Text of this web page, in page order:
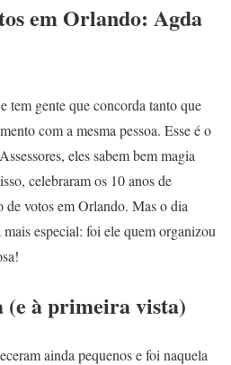
em Orlando: Agda
tem gente que concorda tanto que
com a mesma pessoa. Esse é o
eles sabem bem magia
celebraram os 10 anos de
de votos em Orlando. Mas o dia
especial: foi ele quem organizou
à primeira vista)
ainda pequenos e foi naquela